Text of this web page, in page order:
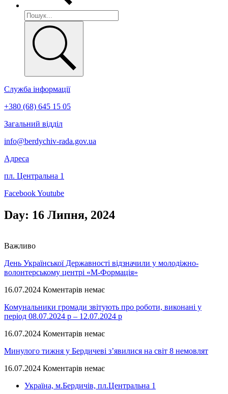
Служба інформації
+380 (68) 645 15 05
Загальний відділ
info@berdychiv-rada.gov.ua
Адреса
пл. Центральна 1
FacebookYoutube
Day: 16 Липня, 2024
Важливо
День Української Державності відзначили у молодіжно-
волонтерському центрі «М-Формація»
16.07.2024 Коментарів немає
Комунальники громади звітують про роботи, виконані у
період 08.07.2024 р – 12.07.2024 р
16.07.2024 Коментарів немає
Минулого тижня у Бердичеві з’явилися на світ 8 немовлят
16.07.2024 Коментарів немає
Україна, м.Бердичів, пл.Центральна 1